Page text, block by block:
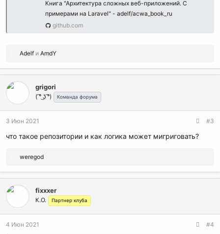
Книга "Архитектура сложных веб-приложений. С
примерами на Laravel" - adelf/acwa_book_ru
github.com
Р
а
и
Adelf и AmdY
grigori
( ͡° ͜ʖ ͡°) Команда форума
3 Июн 2021 #3
что такое репозитории и как логика может мигриговать?
Р
а
и
weregod
fixxxer
К.О. Партнер клуба
4 Июн 2021 #4